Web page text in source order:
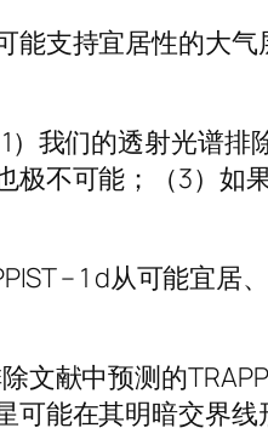
能支持宜居性的大
）我们的透射光谱排
不可能；（3）如
– 1 d从可能宜
文献中预测的
可能在其明暗交界线